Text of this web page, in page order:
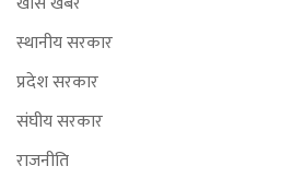
स्थानीय सरकार
प्रदेश सरकार
संघीय सरकार
राजनीति